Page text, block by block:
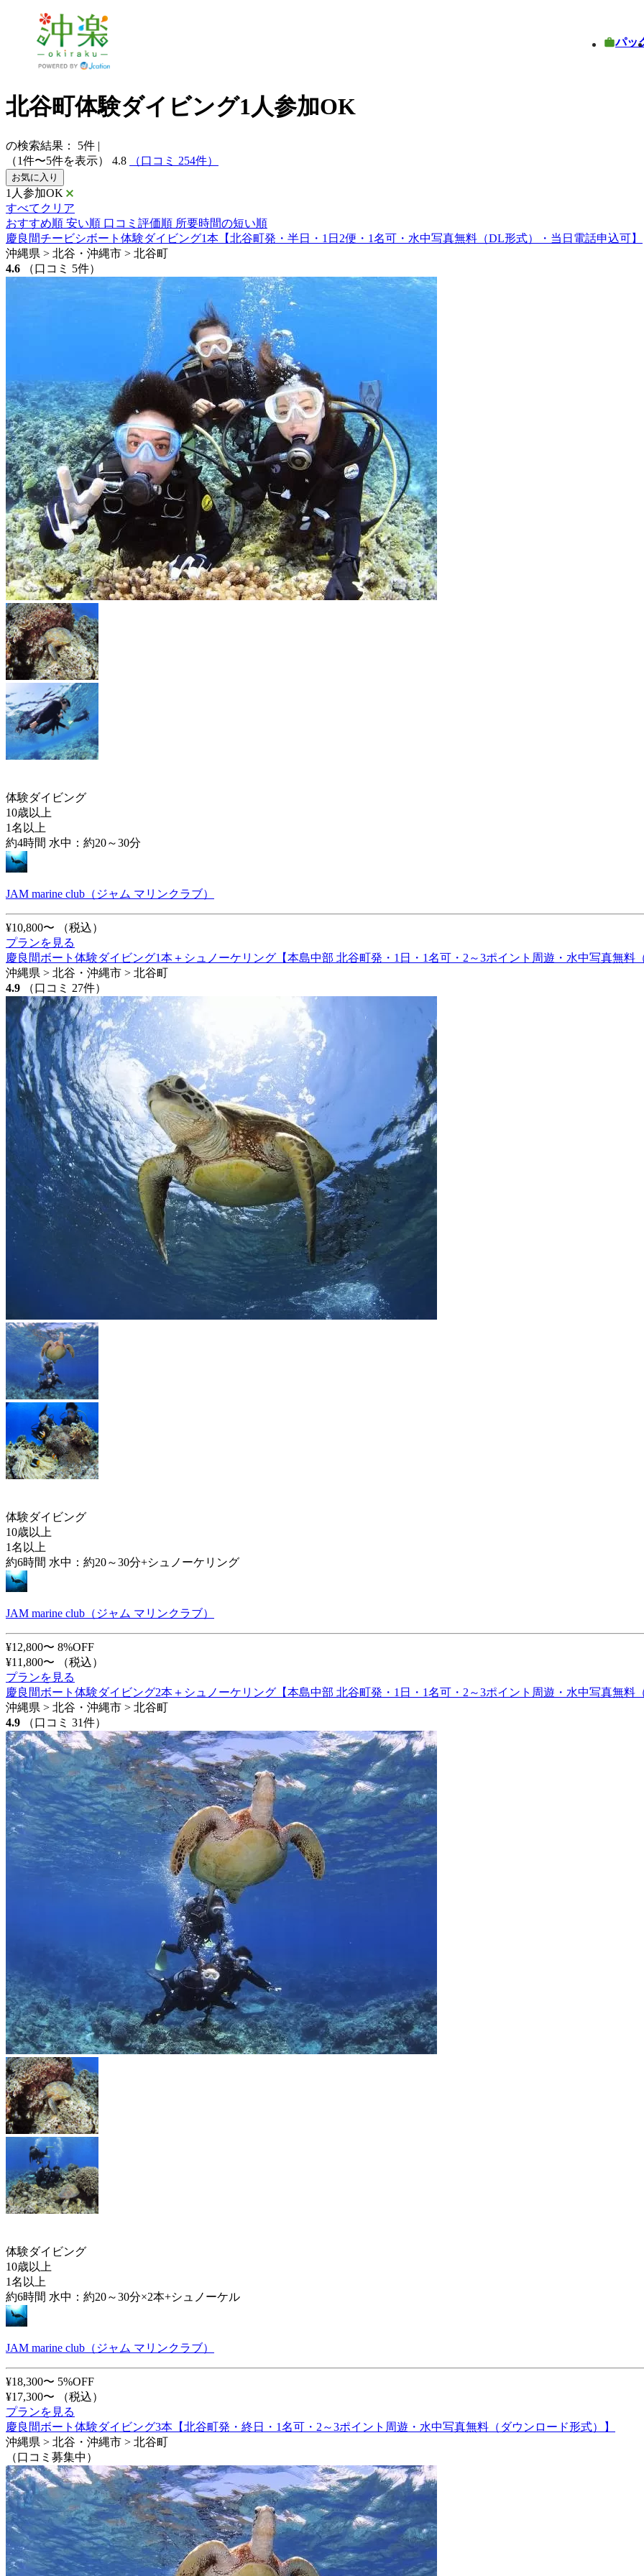
パッ
北谷町体験ダイビング1人参加OK
の検索結果： 5件 |
（1件〜5件を表示）
4.8 （口コミ 254件）
お気に入り
1人参加OK
すべてクリア
おすすめ順 安い順 口コミ評価順 所要時間の短い順
慶良間チービシボート体験ダイビング1本【北谷町発・半日・1日2便・1名可・水中写真無料（DL形式）・当日電話申込可】
沖縄県 > 北谷・沖縄市 > 北谷町
4.6
（口コミ 5件）
体験ダイビング
10歳以上
1名以上
約4時間 水中：約20～30分
JAM marine club（ジャム マリンクラブ）
¥10,800〜
（税込）
プランを見る
慶良間ボート体験ダイビング1本＋シュノーケリング【本島中部 北谷町発・1日・1名可・2～3ポイント周遊・水中写真無料
沖縄県 > 北谷・沖縄市 > 北谷町
4.9
（口コミ 27件）
体験ダイビング
10歳以上
1名以上
約6時間 水中：約20～30分+シュノーケリング
JAM marine club（ジャム マリンクラブ）
¥12,800〜 8%OFF
¥11,800〜
（税込）
プランを見る
慶良間ボート体験ダイビング2本＋シュノーケリング【本島中部 北谷町発・1日・1名可・2～3ポイント周遊・水中写真無料
沖縄県 > 北谷・沖縄市 > 北谷町
4.9
（口コミ 31件）
体験ダイビング
10歳以上
1名以上
約6時間 水中：約20～30分×2本+シュノーケル
JAM marine club（ジャム マリンクラブ）
¥18,300〜 5%OFF
¥17,300〜
（税込）
プランを見る
慶良間ボート体験ダイビング3本【北谷町発・終日・1名可・2～3ポイント周遊・水中写真無料（ダウンロード形式）】
沖縄県 > 北谷・沖縄市 > 北谷町
（口コミ募集中）